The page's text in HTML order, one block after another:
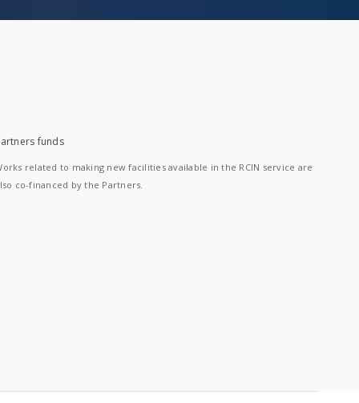
funds
related to making new facilities available in the RCIN service are
co-financed by the Partners.